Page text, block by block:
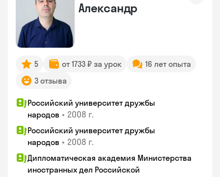
Александр
5 от 1733 ₽ за урок
16 лет опыта
3 отзыва
Российский университет дружбы
народов • 2008 г.
Российский университет дружбы
народов • 2008 г.
Дипломатическая академия Министерства
иностранных дел Российской